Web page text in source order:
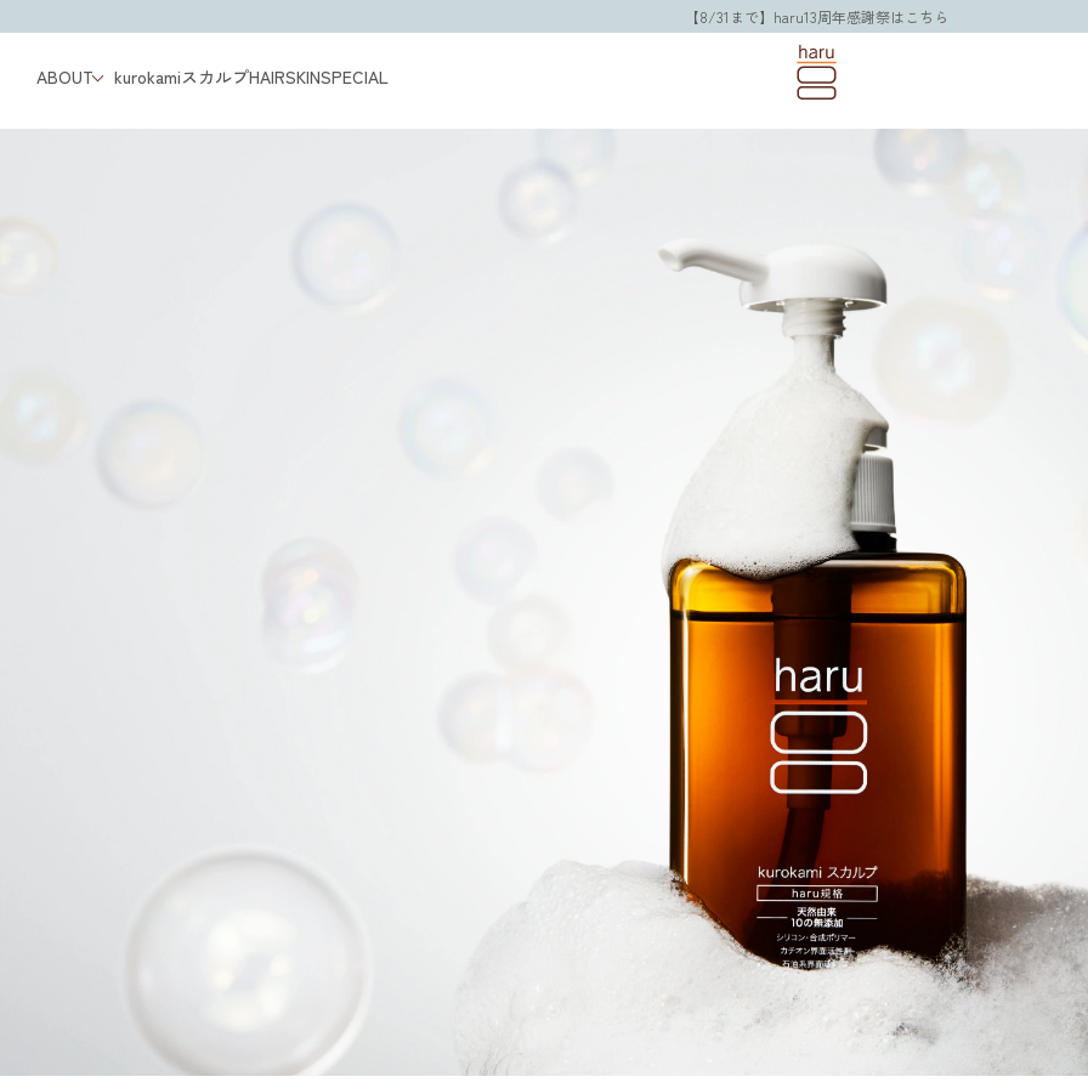
【8/31まで】haru13周年感謝祭はこちら
ABOUT kurokamiスカルプHAIRSKINSPECIAL